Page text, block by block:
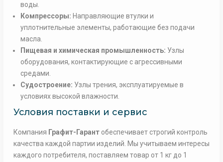
воды.
Компрессоры: Направляющие втулки и
уплотнительные элементы, работающие без подачи
масла.
Пищевая и химическая промышленность: Узлы
оборудования, контактирующие с агрессивными
средами.
Судостроение: Узлы трения, эксплуатируемые в
условиях высокой влажности.
Условия поставки и сервис
Компания Графит-Гарантобеспечивает строгий контроль
качества каждой партии изделий. Мы учитываем интересы
каждого потребителя, поставляем товар от 1 кг до 1